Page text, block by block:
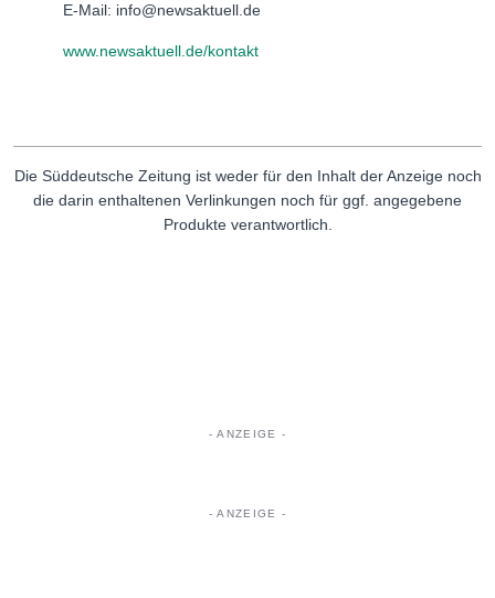
E-Mail: info@newsaktuell.de
www.newsaktuell.de/kontakt
Die Süddeutsche Zeitung ist weder für den Inhalt der Anzeige noch
die darin enthaltenen Verlinkungen noch für ggf. angegebene
Produkte verantwortlich.